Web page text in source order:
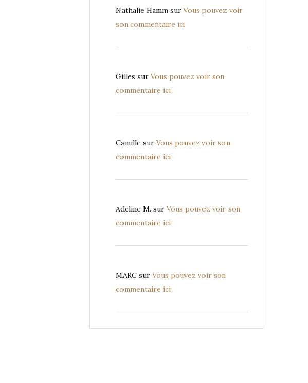
Nathalie Hamm sur Vous pouvez voir
son commentaire ici
Gilles sur Vous pouvez voir son
commentaire ici
Camille sur Vous pouvez voir son
commentaire ici
Adeline M. sur Vous pouvez voir son
commentaire ici
MARC sur Vous pouvez voir son
commentaire ici